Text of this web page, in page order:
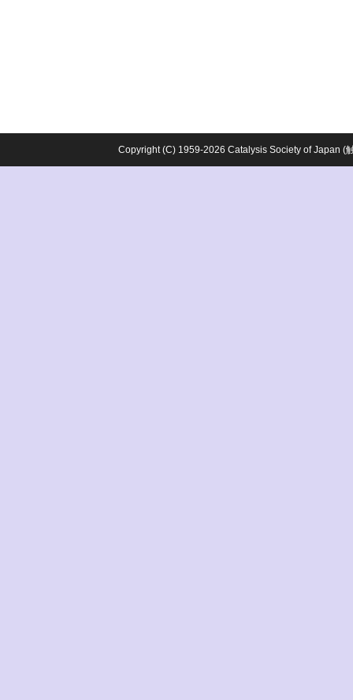
Copyright (C) 1959-2026 Catalysis Society of Japan (